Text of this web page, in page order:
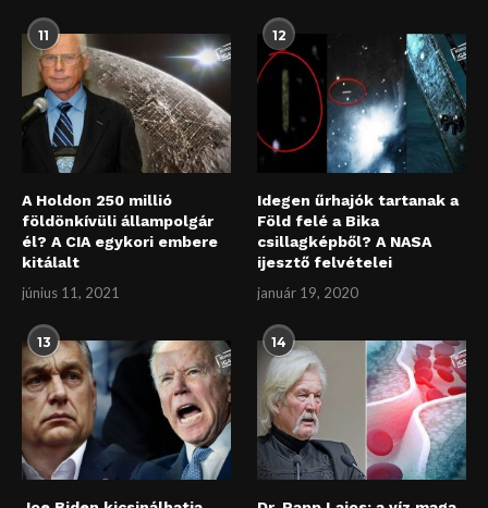
11
A Holdon 250 millió
földönkívüli állampolgár
él? A CIA egykori embere
kitálalt
június 11, 2021
12
Idegen űrhajók tartanak a
Föld felé a Bika
csillagképből? A NASA
ijesztő felvételei
január 19, 2020
13 14